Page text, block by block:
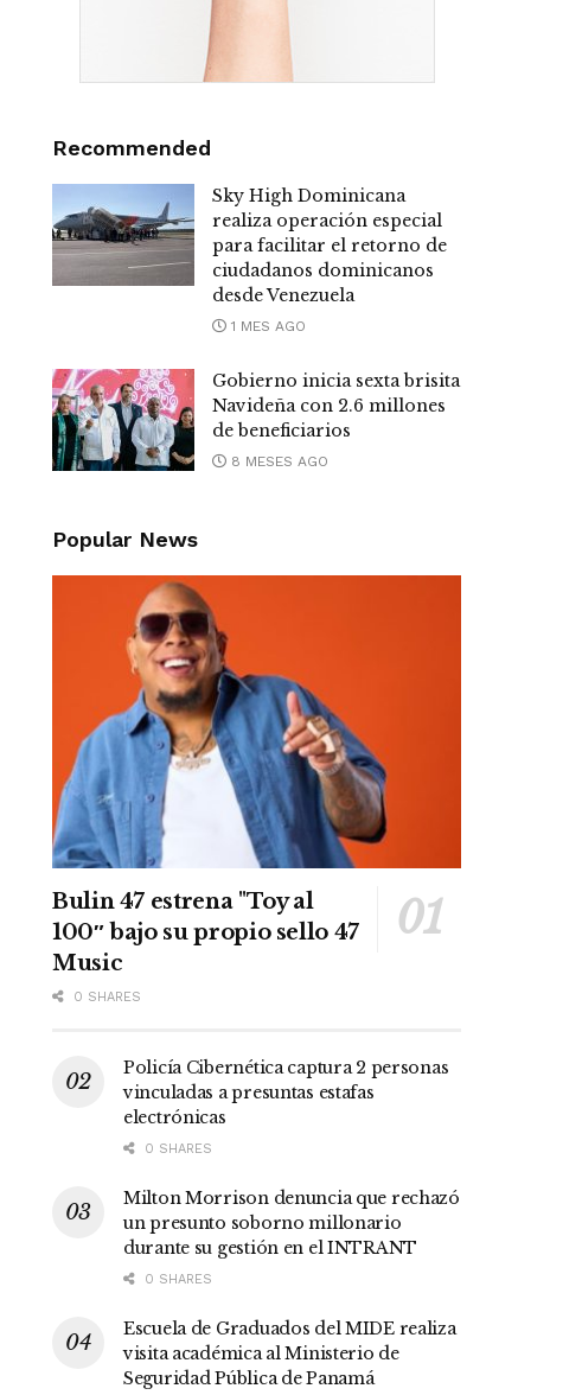
Recommended
Sky High Dominicana
realiza operación especial
para facilitar el retorno de
ciudadanos dominicanos
desde Venezuela
1 MES AGO
Gobierno inicia sexta brisita
Navideña con 2.6 millones
de beneficiarios
8 MESES AGO
Popular News
Bulin 47 estrena "Toy al
100″ bajo su propio sello 47
Music
0 SHARES
Policía Cibernética captura 2 personas
vinculadas a presuntas estafas
electrónicas
0 SHARES
Milton Morrison denuncia que rechazó
un presunto soborno millonario
durante su gestión en el INTRANT
0 SHARES
Escuela de Graduados del MIDE realiza
visita académica al Ministerio de
Seguridad Pública de Panamá